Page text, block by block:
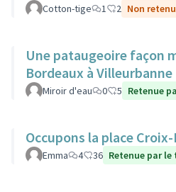
Cotton-tige 1 2 Non
Une pataugeoire façon
Bordeaux à Villeurbanne
Miroir d'eau 0 5 Retenue
Occupons la place
Emma 4 36 Retenue par